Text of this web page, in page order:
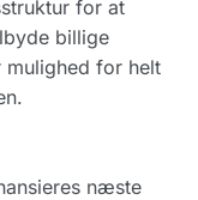
for at
billige
mulighed for helt
næste